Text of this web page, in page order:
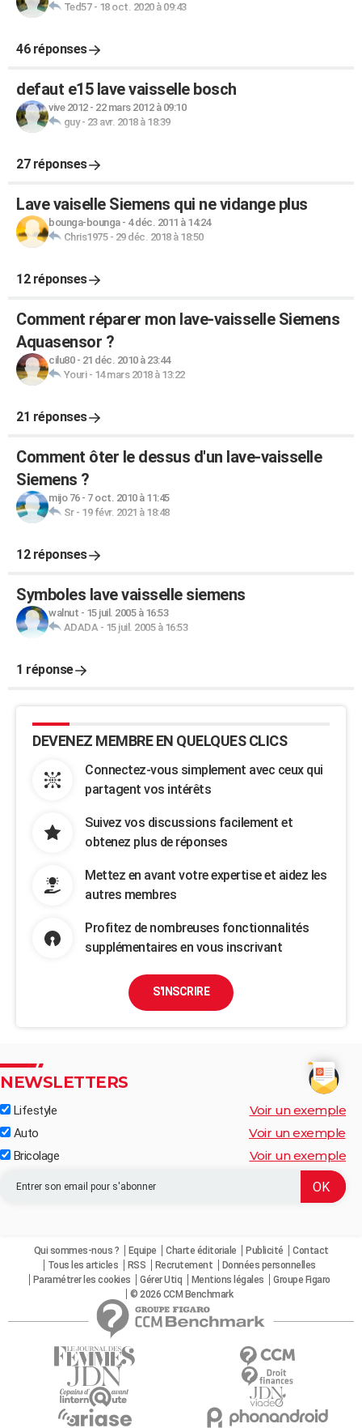
Ted57- 18 oct. 2020 à 09:43
46 réponses
defaut e15 lave vaisselle bosch
vive 2012- 22 mars 2012 à 09:10
guy- 23 avr. 2018 à 18:39
27 réponses
Lave vaiselle Siemens qui ne vidange plus
bounga-bounga- 4 déc. 2011 à 14:24
Chris1975- 29 déc. 2018 à 18:50
12 réponses
Comment réparer mon lave-vaisselle Siemens
Aquasensor ?
cilu80- 21 déc. 2010 à 23:44
Youri- 14 mars 2018 à 13:22
21 réponses
Comment ôter le dessus d'un lave-vaisselle
Siemens ?
mijo 76- 7 oct. 2010 à 11:45
Sr- 19 févr. 2021 à 18:48
12 réponses
Symboles lave vaisselle siemens
walnut - 15 juil. 2005 à 16:53
ADADA- 15 juil. 2005 à 16:53
1 réponse
DEVENEZ MEMBRE EN QUELQUES CLICS
Connectez-vous simplement avec ceux qui
partagent vos intérêts
Suivez vos discussions facilement et
obtenez plus de réponses
Mettez en avant votre expertise et aidez les
autres membres
Profitez de nombreuses fonctionnalités
supplémentaires en vous inscrivant
S'INSCRIRE
NEWSLETTERS
Lifestyle Voir un exemple
Auto Voir un exemple
Bricolage Voir un exemple
Qui sommes-nous ? Equipe Charte éditoriale Publicité
Contact
Tous les articles
RSS Recrutement
Données personnelles
Paramétrer les cookies
Gérer Utiq Mentions légales
Groupe Figaro
© 2026 CCM Benchmark